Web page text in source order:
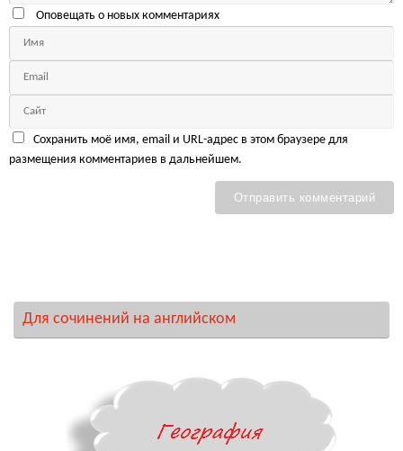
Оповещать о новых комментариях
Сохранить моё имя, email и URL-адрес в этом браузере для
размещения комментариев в дальнейшем.
Для сочинений на английском